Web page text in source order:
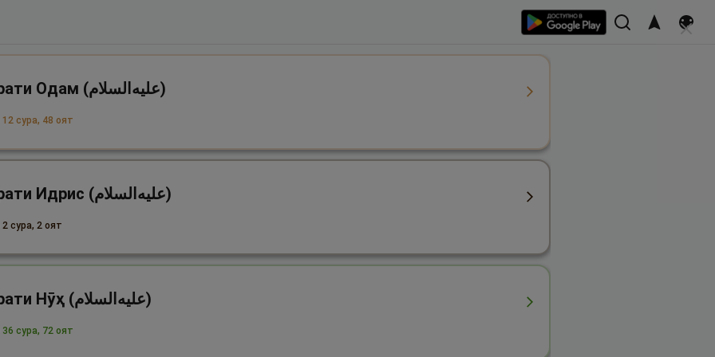
Ҳазрати Одам (علیه‌السلام)
сура, 48 оят
Ҳазрати Идрис (علیه‌السلام)
сура, 2 оят
Ҳазрати Нӯҳ (علیه‌السلام)
сура, 72 оят